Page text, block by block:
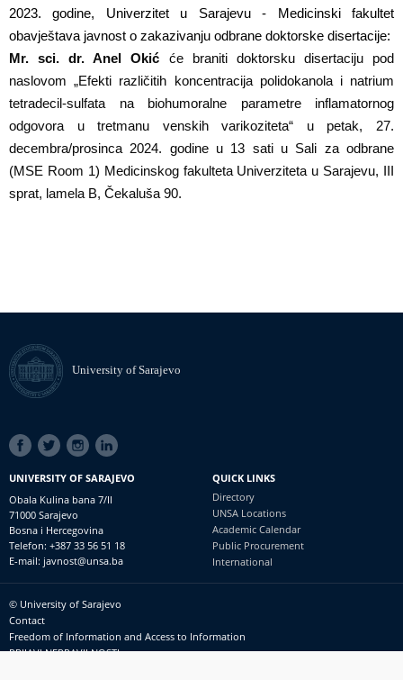
2023. godine, Univerzitet u Sarajevu - Medicinski fakultet
obavještava javnost o zakazivanju odbrane doktorske disertacije:
Mr. sci. dr. Anel Okić će braniti doktorsku disertaciju pod
naslovom „Efekti različitih koncentracija polidokanola i natrium
tetradecil-sulfata na biohumoralne parametre inflamatornog
odgovora u tretmanu venskih varikoziteta“ u petak, 27.
decembra/prosinca 2024. godine u 13 sati u Sali za odbrane
(MSE Room 1) Medicinskog fakulteta Univerziteta u Sarajevu, III
sprat, lamela B, Čekaluša 90.
University of Sarajevo
SOCIAL
LINKS
UNIVERSITY OF SARAJEVO
Obala Kulina bana 7/II
71000 Sarajevo
Bosna i Hercegovina
Telefon: +387 33 56 51 18
E-mail: javnost@unsa.ba
QUICK LINKS
Directory
UNSA Locations
Academic Calendar
Public Procurement
International
Footer
meni
© University of Sarajevo
Contact
Freedom of Information and Access to Information
PRIJAVI NEPRAVILNOSTI